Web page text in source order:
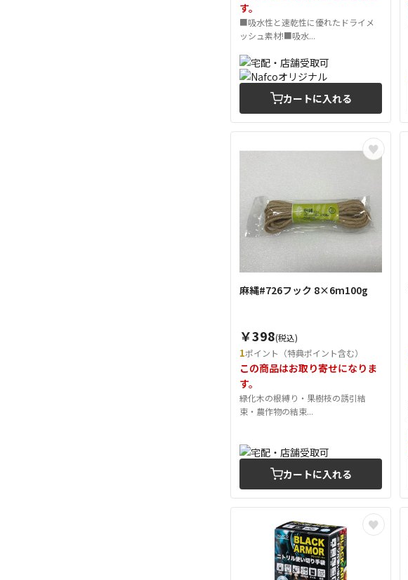
す。
■吸水性と速乾性に優れたドライメ
ッシュ素材!■吸水...
カートに入れる
麻縄#726フック 8×6m100g
￥398(税込)
1ポイント（特典ポイント含む）
この商品はお取り寄せになりま
す。
緑化木の根縛り・果樹枝の誘引結
束・農作物の結束...
カートに入れる